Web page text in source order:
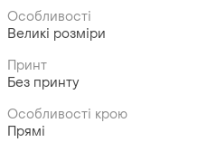
Особливості
Великі розміри
Принт
Без принту
Особливості крою
Прямі